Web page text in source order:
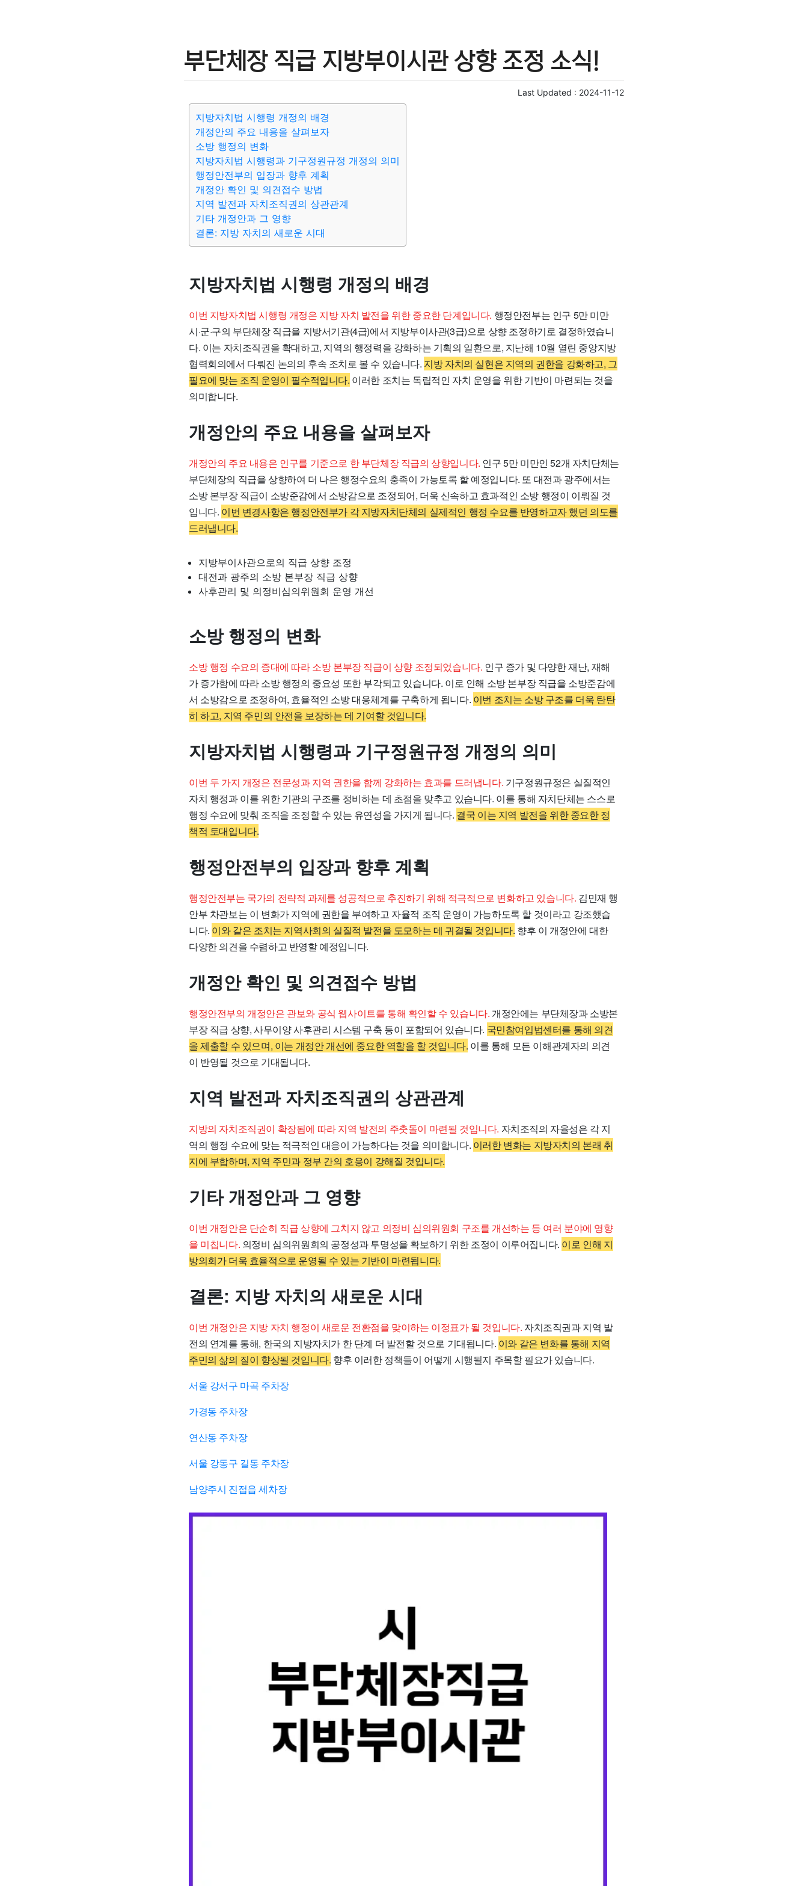
부단체장 직급 지방부이시관 상향 조정 소식!
Last Updated : 2024-11-12
지방자치법 시행령 개정의 배경
개정안의 주요 내용을 살펴보자
소방 행정의 변화
지방자치법 시행령과 기구정원규정 개정의 의미
행정안전부의 입장과 향후 계획
개정안 확인 및 의견접수 방법
지역 발전과 자치조직권의 상관관계
기타 개정안과 그 영향
결론: 지방 자치의 새로운 시대
지방자치법 시행령 개정의 배경
이번 지방자치법 시행령 개정은 지방 자치 발전을 위한 중요한 단계입니다. 행정안전부는 인구 5만 미만
시·군·구의 부단체장 직급을 지방서기관(4급)에서 지방부이사관(3급)으로 상향 조정하기로 결정하였습니
다. 이는 자치조직권을 확대하고, 지역의 행정력을 강화하는 기획의 일환으로, 지난해 10월 열린 중앙지방
협력회의에서 다뤄진 논의의 후속 조치로 볼 수 있습니다. 지방 자치의 실현은 지역의 권한을 강화하고, 그
필요에 맞는 조직 운영이 필수적입니다. 이러한 조치는 독립적인 자치 운영을 위한 기반이 마련되는 것을
의미합니다.
개정안의 주요 내용을 살펴보자
개정안의 주요 내용은 인구를 기준으로 한 부단체장 직급의 상향입니다. 인구 5만 미만인 52개 자치단체는
부단체장의 직급을 상향하여 더 나은 행정수요의 충족이 가능토록 할 예정입니다. 또 대전과 광주에서는
소방 본부장 직급이 소방준감에서 소방감으로 조정되어, 더욱 신속하고 효과적인 소방 행정이 이뤄질 것
입니다. 이번 변경사항은 행정안전부가 각 지방자치단체의 실제적인 행정 수요를 반영하고자 했던 의도를
드러냅니다.
지방부이사관으로의 직급 상향 조정
대전과 광주의 소방 본부장 직급 상향
사후관리 및 의정비심의위원회 운영 개선
소방 행정의 변화
소방 행정 수요의 증대에 따라 소방 본부장 직급이 상향 조정되었습니다. 인구 증가 및 다양한 재난, 재해
가 증가함에 따라 소방 행정의 중요성 또한 부각되고 있습니다. 이로 인해 소방 본부장 직급을 소방준감에
서 소방감으로 조정하여, 효율적인 소방 대응체계를 구축하게 됩니다. 이번 조치는 소방 구조를 더욱 탄탄
히 하고, 지역 주민의 안전을 보장하는 데 기여할 것입니다.
지방자치법 시행령과 기구정원규정 개정의 의미
이번 두 가지 개정은 전문성과 지역 권한을 함께 강화하는 효과를 드러냅니다. 기구정원규정은 실질적인
자치 행정과 이를 위한 기관의 구조를 정비하는 데 초점을 맞추고 있습니다. 이를 통해 자치단체는 스스로
행정 수요에 맞춰 조직을 조정할 수 있는 유연성을 가지게 됩니다. 결국 이는 지역 발전을 위한 중요한 정
책적 토대입니다.
행정안전부의 입장과 향후 계획
행정안전부는 국가의 전략적 과제를 성공적으로 추진하기 위해 적극적으로 변화하고 있습니다. 김민재 행
안부 차관보는 이 변화가 지역에 권한을 부여하고 자율적 조직 운영이 가능하도록 할 것이라고 강조했습
니다. 이와 같은 조치는 지역사회의 실질적 발전을 도모하는 데 귀결될 것입니다. 향후 이 개정안에 대한
다양한 의견을 수렴하고 반영할 예정입니다.
개정안 확인 및 의견접수 방법
행정안전부의 개정안은 관보와 공식 웹사이트를 통해 확인할 수 있습니다. 개정안에는 부단체장과 소방본
부장 직급 상향, 사무이양 사후관리 시스템 구축 등이 포함되어 있습니다. 국민참여입법센터를 통해 의견
을 제출할 수 있으며, 이는 개정안 개선에 중요한 역할을 할 것입니다. 이를 통해 모든 이해관계자의 의견
이 반영될 것으로 기대됩니다.
지역 발전과 자치조직권의 상관관계
지방의 자치조직권이 확장됨에 따라 지역 발전의 주춧돌이 마련될 것입니다. 자치조직의 자율성은 각 지
역의 행정 수요에 맞는 적극적인 대응이 가능하다는 것을 의미합니다. 이러한 변화는 지방자치의 본래 취
지에 부합하며, 지역 주민과 정부 간의 호응이 강해질 것입니다.
기타 개정안과 그 영향
이번 개정안은 단순히 직급 상향에 그치지 않고 의정비 심의위원회 구조를 개선하는 등 여러 분야에 영향
을 미칩니다. 의정비 심의위원회의 공정성과 투명성을 확보하기 위한 조정이 이루어집니다. 이로 인해 지
방의회가 더욱 효율적으로 운영될 수 있는 기반이 마련됩니다.
결론: 지방 자치의 새로운 시대
이번 개정안은 지방 자치 행정이 새로운 전환점을 맞이하는 이정표가 될 것입니다. 자치조직권과 지역 발
전의 연계를 통해, 한국의 지방자치가 한 단계 더 발전할 것으로 기대됩니다. 이와 같은 변화를 통해 지역
주민의 삶의 질이 향상될 것입니다. 향후 이러한 정책들이 어떻게 시행될지 주목할 필요가 있습니다.
서울 강서구 마곡 주차장
가경동 주차장
연산동 주차장
서울 강동구 길동 주차장
남양주시 진접읍 세차장